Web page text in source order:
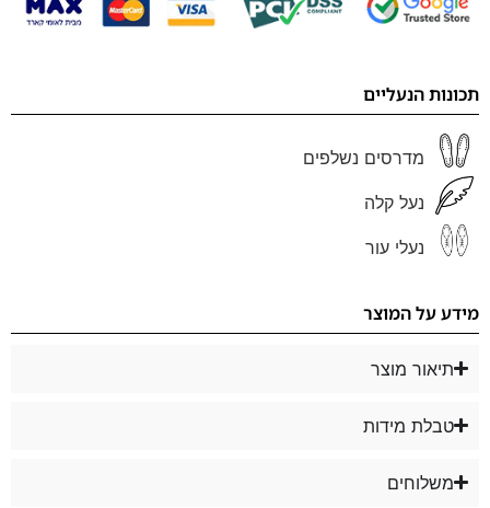
תכונות הנעליים
מדרסים נשלפים
נעל קלה
נעלי עור
מידע על המוצר
תיאור מוצר
טבלת מידות
משלוחים